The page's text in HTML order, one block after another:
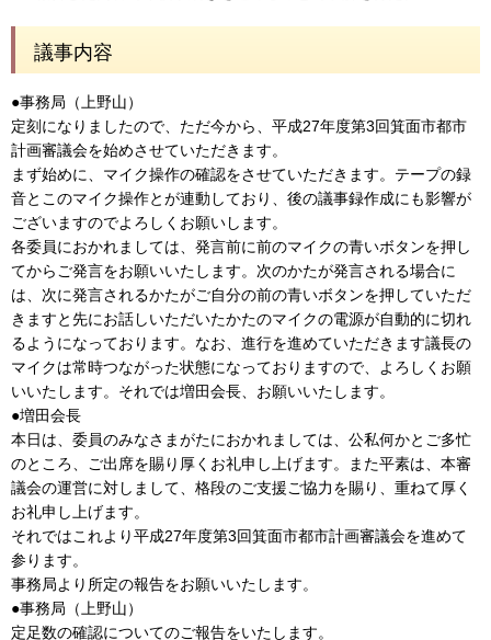
議事内容
●事務局（上野山）
定刻になりましたので、ただ今から、平成27年度第3回箕面市都市
計画審議会を始めさせていただきます。
まず始めに、マイク操作の確認をさせていただきます。テープの録
音とこのマイク操作とが連動しており、後の議事録作成にも影響が
ございますのでよろしくお願いします。
各委員におかれましては、発言前に前のマイクの青いボタンを押し
てからご発言をお願いいたします。次のかたが発言される場合に
は、次に発言されるかたがご自分の前の青いボタンを押していただ
きますと先にお話しいただいたかたのマイクの電源が自動的に切れ
るようになっております。なお、進行を進めていただきます議長の
マイクは常時つながった状態になっておりますので、よろしくお願
いいたします。それでは増田会長、お願いいたします。
●増田会長
本日は、委員のみなさまがたにおかれましては、公私何かとご多忙
のところ、ご出席を賜り厚くお礼申し上げます。また平素は、本審
議会の運営に対しまして、格段のご支援ご協力を賜り、重ねて厚く
お礼申し上げます。
それではこれより平成27年度第3回箕面市都市計画審議会を進めて
参ります。
事務局より所定の報告をお願いいたします。
●事務局（上野山）
定足数の確認についてのご報告をいたします。